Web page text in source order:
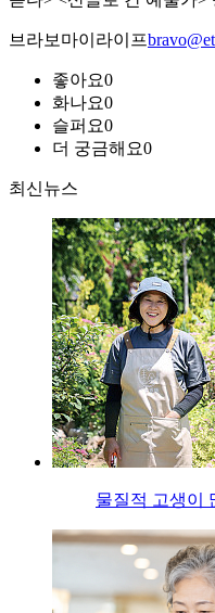
브라보마이라이프
좋아요0
화나요0
슬퍼요0
더 궁금해요0
최신뉴스
물질적 고생이